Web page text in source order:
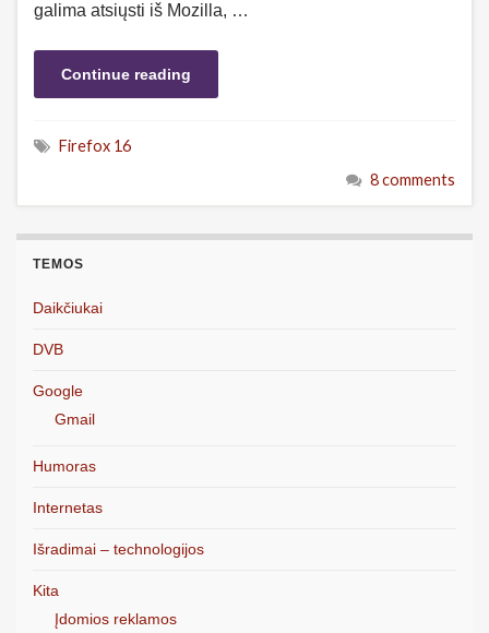
galima atsiųsti iš Mozilla, …
Continue reading
Firefox 16
8 comments
TEMOS
Daikčiukai
DVB
Google
Gmail
Humoras
Internetas
Išradimai – technologijos
Kita
Įdomios reklamos